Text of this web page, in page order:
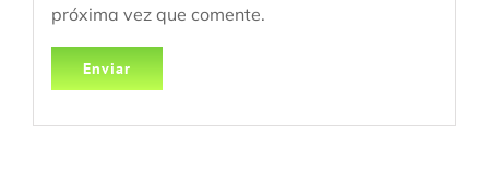
próxima vez que comente.